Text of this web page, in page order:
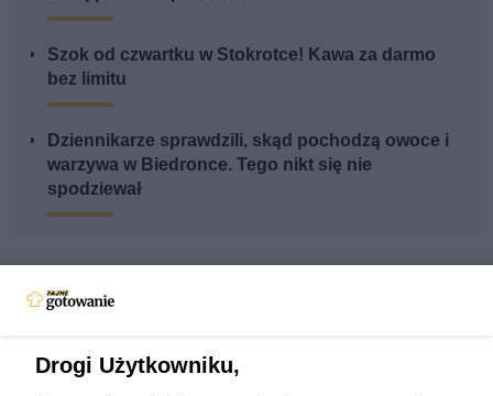
Szok od czwartku w Stokrotce! Kawa za darmo
bez limitu
Dziennikarze sprawdzili, skąd pochodzą owoce i
warzywa w Biedronce. Tego nikt się nie
spodziewał
Drogi Użytkowniku,